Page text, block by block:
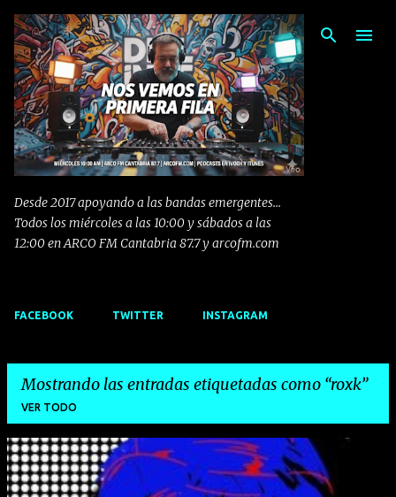
Ir al contenido principal
Desde 2017 apoyando a las bandas emergentes...
Todos los miércoles a las 10:00 y sábados a las
12:00 en ARCO FM Cantabria 87.7 y arcofm.com
FACEBOOK TWITTER INSTAGRAM
Mostrando las entradas etiquetadas como roxk
VER TODO
E
n